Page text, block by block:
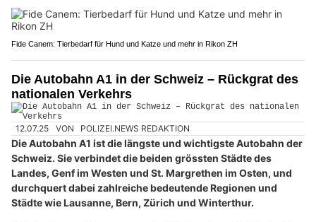
Fide Canem: Tierbedarf für Hund und Katze und mehr in Rikon ZH
Die Autobahn A1 in der Schweiz – Rückgrat des
nationalen Verkehrs
12.07.25 VON POLIZEI.NEWS REDAKTION
Die Autobahn A1 ist die längste und wichtigste Autobahn der
Schweiz. Sie verbindet die beiden grössten Städte des
Landes, Genf im Westen und St. Margrethen im Osten, und
durchquert dabei zahlreiche bedeutende Regionen und
Städte wie Lausanne, Bern, Zürich und Winterthur.